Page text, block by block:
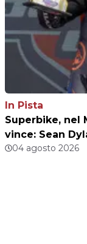
In Pista
Superbike, nel
vince: Sean
04 agosto 2026